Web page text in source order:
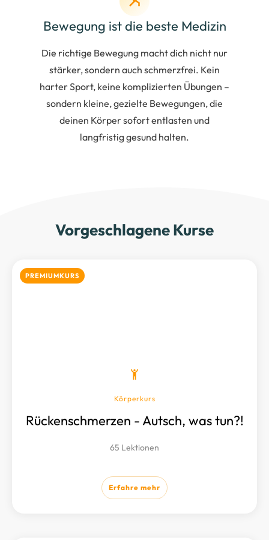
Bewegung ist die beste Medizin
Die richtige Bewegung macht dich nicht nur
stärker, sondern auch schmerzfrei. Kein
harter Sport, keine komplizierten Übungen –
sondern kleine, gezielte Bewegungen, die
deinen Körper sofort entlasten und
langfristig gesund halten.
Vorgeschlagene Kurse
PREMIUMKURS
Körperkurs
Rückenschmerzen - Autsch, was tun?!
65 Lektionen
Erfahre mehr